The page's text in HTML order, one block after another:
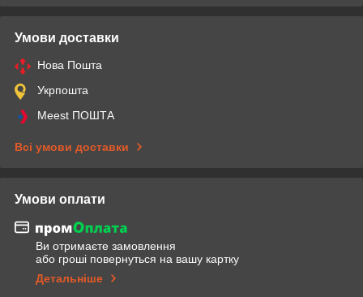
Умови доставки
Нова Пошта
Укрпошта
Meest ПОШТА
Всі умови доставки
Умови оплати
Ви отримаєте замовлення
або гроші повернуться на вашу картку
Детальніше